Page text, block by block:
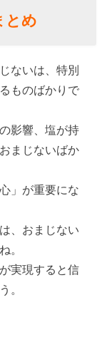
とめ
ないは、特別
ものばかりで
影響、塩が持
まじないばか
」が重要にな
、おまじない
。
実現すると信
。